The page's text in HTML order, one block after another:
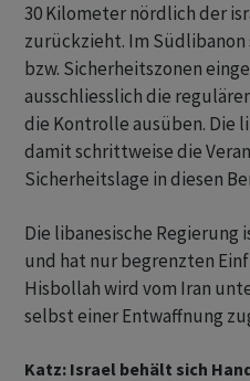
30 Kilometer nördlich der
zurückzieht. Im
bzw. Sicherheitszonen
ausschliesslich die
die Kontrolle ausüben. Die
damit schrittweise die
Sicherheitslage in diesen
Die libanesische
und hat nur begrenzten
Hisbollah wird vom Iran
selbst einer Entwaffnung
Katz: Israel behält sich